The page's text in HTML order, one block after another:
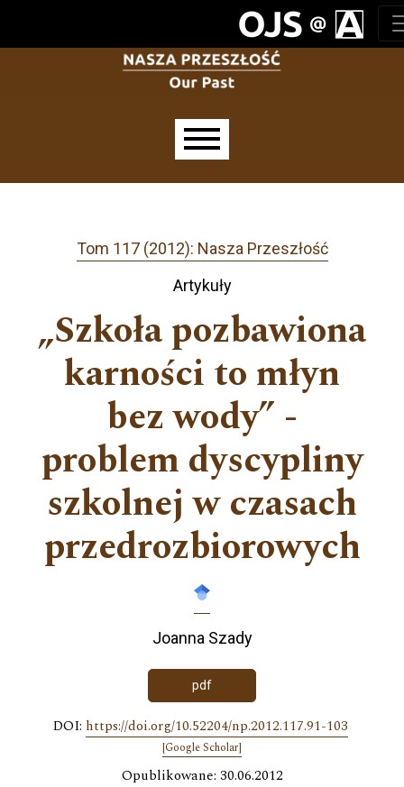
Tom 117 (2012): Nasza Przeszłość
Artykuły
„Szkoła pozbawiona
karności to młyn
bez wody” -
problem dyscypliny
szkolnej w czasach
przedrozbiorowych
Joanna Szady
pdf
DOI: https://doi.org/10.52204/np.2012.117.91-103
[Google Scholar]
Opublikowane: 30.06.2012